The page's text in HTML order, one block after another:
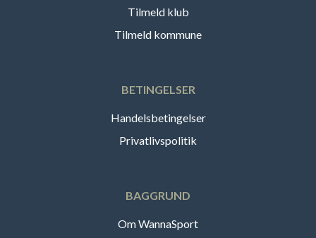
Tilmeld klub
Tilmeld kommune
BETINGELSER
Handelsbetingelser
Privatlivspolitik
BAGGRUND
Om WannaSport